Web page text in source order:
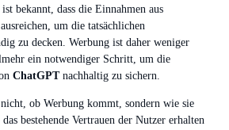
bekannt, dass die Einnahmen aus
um die tatsächlichen
zu decken. Werbung ist daher weniger
ein notwendiger Schritt, um die
ChatGPTnachhaltig zu sichern.
ob Werbung kommt, sondern wie sie
bestehende Vertrauen der Nutzer erhalten